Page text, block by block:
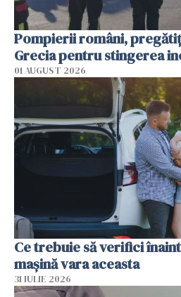
Pompierii români,
Grecia pentru stingerea
01 AUGUST 2026
Ce trebuie să verifici
mașină vara aceasta
31 IULIE 2026